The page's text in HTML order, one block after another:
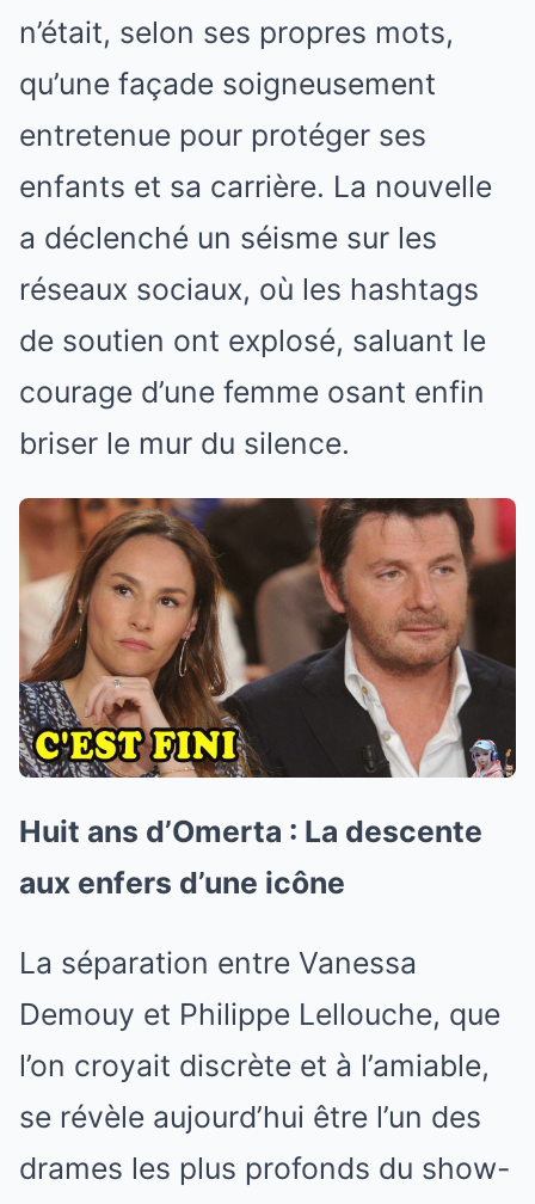
n’était, selon ses propres mots,
qu’une façade soigneusement
entretenue pour protéger ses
enfants et sa carrière. La nouvelle
a déclenché un séisme sur les
réseaux sociaux, où les hashtags
de soutien ont explosé, saluant le
courage d’une femme osant enfin
briser le mur du silence.
Huit ans d’Omerta : La descente
aux enfers d’une icône
La séparation entre Vanessa
Demouy et Philippe Lellouche, que
l’on croyait discrète et à l’amiable,
se révèle aujourd’hui être l’un des
drames les plus profonds du show-